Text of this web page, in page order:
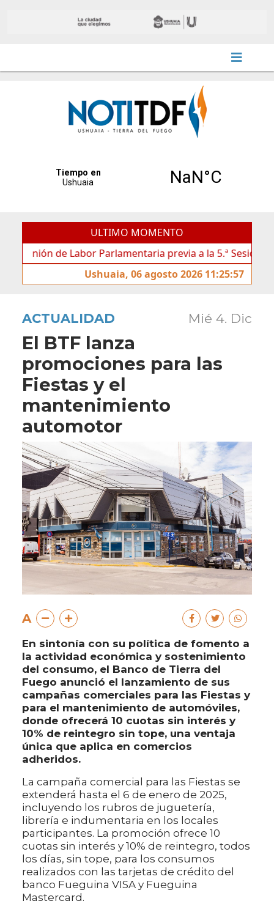
ULTIMO MOMENTO
de Labor Parlamentaria previa a la 5.ª Sesión Ordinaria
Ushuaia, 06 agosto 2026 11:25:57
ACTUALIDAD Mié 4. Dic
El BTF lanza
promociones para las
Fiestas y el
mantenimiento
automotor
A
En sintonía con su política de fomento a
la actividad económica y sostenimiento
del consumo, el Banco de Tierra del
Fuego anunció el lanzamiento de sus
campañas comerciales para las Fiestas y
para el mantenimiento de automóviles,
donde ofrecerá 10 cuotas sin interés y
10% de reintegro sin tope, una ventaja
única que aplica en comercios
adheridos.
La campaña comercial para las Fiestas se
extenderá hasta el 6 de enero de 2025,
incluyendo los rubros de juguetería,
librería e indumentaria en los locales
participantes. La promoción ofrece 10
cuotas sin interés y 10% de reintegro, todos
los días, sin tope, para los consumos
realizados con las tarjetas de crédito del
banco Fueguina VISA y Fueguina
Mastercard.